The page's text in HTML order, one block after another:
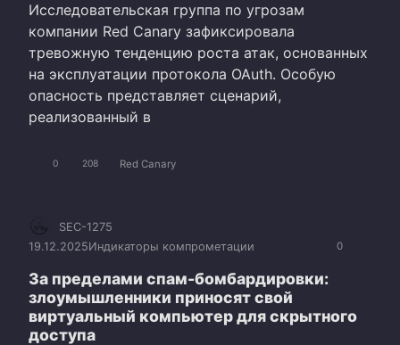
Исследовательская группа по угрозам
компании Red Canary зафиксировала
тревожную тенденцию роста атак, основанных
на эксплуатации протокола OAuth. Особую
опасность представляет сценарий,
реализованный в
0 208 Red Canary
0
SEC-1275
19.12.2025Индикаторы компрометации
За пределами спам-бомбардировки:
злоумышленники приносят свой
виртуальный компьютер для скрытного
доступа